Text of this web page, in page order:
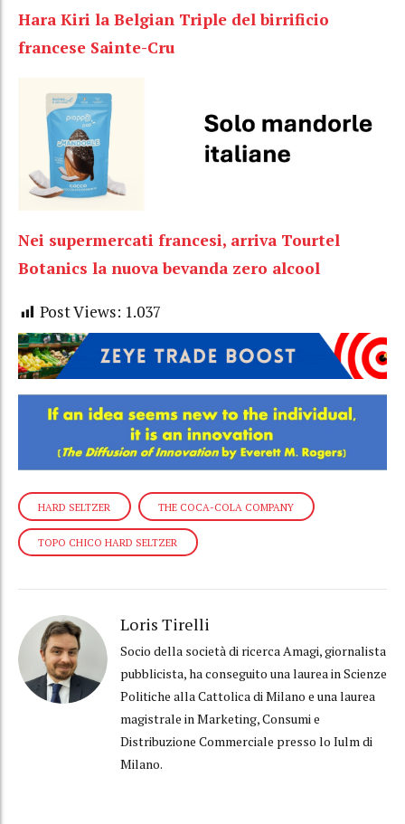
Hara Kiri la Belgian Triple del birrificio
francese Sainte-Cru
Nei supermercati francesi, arriva Tourtel
Botanics la nuova bevanda zero alcool
Post Views: 1.037
HARD SELTZER THE COCA-COLA COMPANY
TOPO CHICO HARD SELTZER
Loris Tirelli
Socio della società di ricerca Amagi, giornalista
pubblicista, ha conseguito una laurea in Scienze
Politiche alla Cattolica di Milano e una laurea
magistrale in Marketing, Consumi e
Distribuzione Commerciale presso lo Iulm di
Milano.